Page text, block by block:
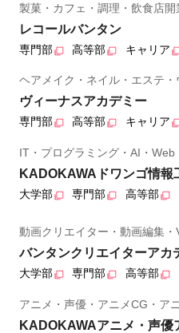
製菓・カフェ・調理・飲食店開
レコールバンタン
専門部 高等部 キャリア
ヘアメイク・ネイル・エステ
ヴィーナスアカデミー
専門部 高等部 キャリア
IT・プログラミング・AI・Web
KADOKAWAドワンゴ情報
大学部 専門部 高等部
動画クリエイター・動画編集
バンタンクリエイターアカ
大学部 専門部 高等部
アニメ・声優・アニメCG・ア
KADOKAWAアニメ・声優